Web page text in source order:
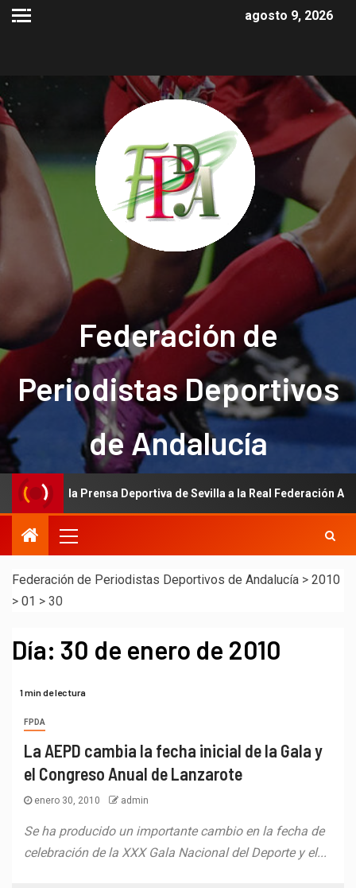
agosto 9, 2026
Federación de
Periodistas Deportivos
de Andalucía
de la Prensa Deportiva de Sevilla a la Real Federación
Federación de Periodistas Deportivos de Andalucía > 2010
> 01 > 30
Día: 30 de enero de 2010
1 min de lectura
FPDA
La AEPD cambia la fecha inicial de la Gala y
el Congreso Anual de Lanzarote
enero 30, 2010 admin
Se ha producido un importante cambio en la fecha de
celebración de la XXX Gala Nacional del Deporte y el...